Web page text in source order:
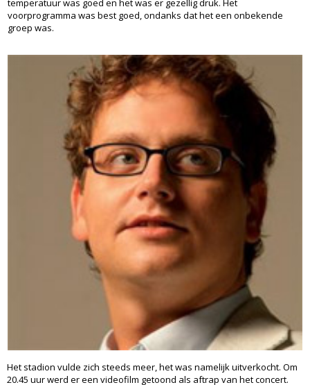
temperatuur was goed en het was er gezellig druk. Het
voorprogramma was best goed, ondanks dat het een onbekende
groep was.
Het stadion vulde zich steeds meer, het was namelijk uitverkocht. Om
20.45 uur werd er een videofilm getoond als aftrap van het concert.